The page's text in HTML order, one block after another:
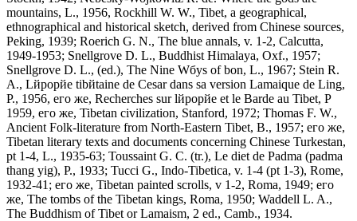
mountains, L., 1956, Rockhill W. W., Tibet, a geographical,
ethnographical and historical sketch, derived from Chinese sources,
Peking, 1939; Roerich G. N., The blue annals, v. 1-2, Calcutta,
1949-1953; Snellgrove D. L., Buddhist Himalaya, Oxf., 1957;
Snellgrove D. L., (ed.), The Nine Wбys of bon, L., 1967; Stein R.
A., Lйpopйe tibйtaine de Cesar dans sa version Lamaique de Ling,
P., 1956, его же, Recherches sur lйpopйe et le Barde au Tibet, P
1959, его же, Tibetan civilization, Stanford, 1972; Thomas F. W.,
Ancient Folk-literature from North-Eastern Tibet, В., 1957; его же,
Tibetan literary texts and documents concerning Chinese Turkestan,
pt 1-4, L., 1935-63; Toussaint G. С. (tr.), Le diet de Padma (padma
thang yig), P., 1933; Tucci G., Indo-Tibetica, v. 1-4 (pt 1-3), Rome,
1932-41; его же, Tibetan painted scrolls, v 1-2, Roma, 1949; его
же, The tombs of the Tibetan kings, Roma, 1950; Waddell L. A.,
The Buddhism of Tibet or Lamaism, 2 ed., Camb., 1934.